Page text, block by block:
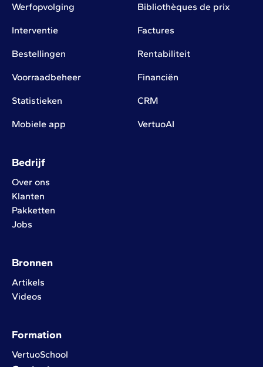
Werfopvolging Bibliothèques de prix
Interventie Factures
Bestellingen Rentabiliteit
Voorraadbeheer Financiën
Statistieken CRM
Mobiele app VertuoAI
Bedrijf
Over ons
Klanten
Pakketten
Jobs
Bronnen
Artikels
Videos
Formation
VertuoSchool